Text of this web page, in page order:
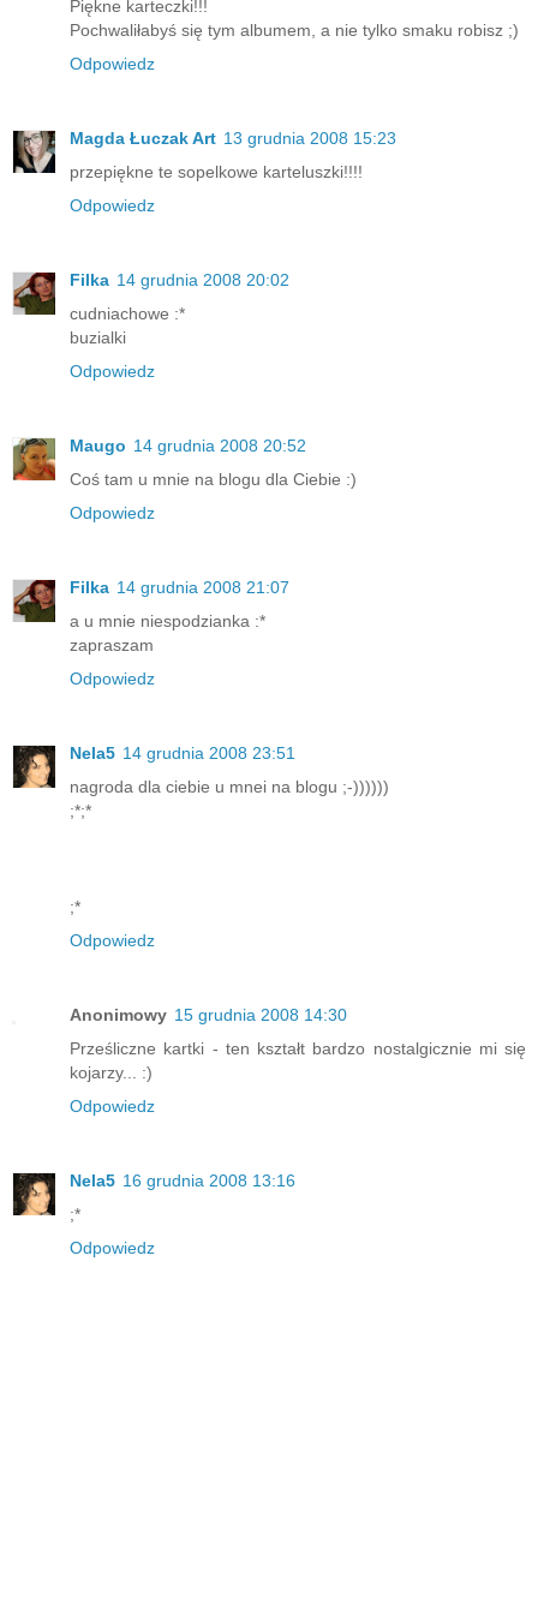
Piękne karteczki!!!
Pochwaliłabyś się tym albumem, a nie tylko smaku robisz ;)
Odpowiedz
Magda Łuczak Art 13 grudnia 2008 15:23
przepiękne te sopelkowe karteluszki!!!!
Odpowiedz
Filka 14 grudnia 2008 20:02
cudniachowe :*
buzialki
Odpowiedz
Maugo 14 grudnia 2008 20:52
Coś tam u mnie na blogu dla Ciebie :)
Odpowiedz
Filka 14 grudnia 2008 21:07
a u mnie niespodzianka :*
zapraszam
Odpowiedz
Nela5 14 grudnia 2008 23:51
nagroda dla ciebie u mnei na blogu ;-))))))
;*;*
;*
Odpowiedz
Anonimowy 15 grudnia 2008 14:30
Prześliczne kartki - ten kształt bardzo nostalgicznie mi się
kojarzy... :)
Odpowiedz
Nela5 16 grudnia 2008 13:16
;*
Odpowiedz